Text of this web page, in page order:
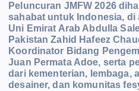
Peluncuran JMFW 2026
sahabat untuk Indonesia, di
Uni Emirat Arab Abdulla
Pakistan Zahid Hafeez
Koordinator Bidang
Juan Permata Adoe, serta
dari kementerian, lembaga,
desainer, dan komunitas